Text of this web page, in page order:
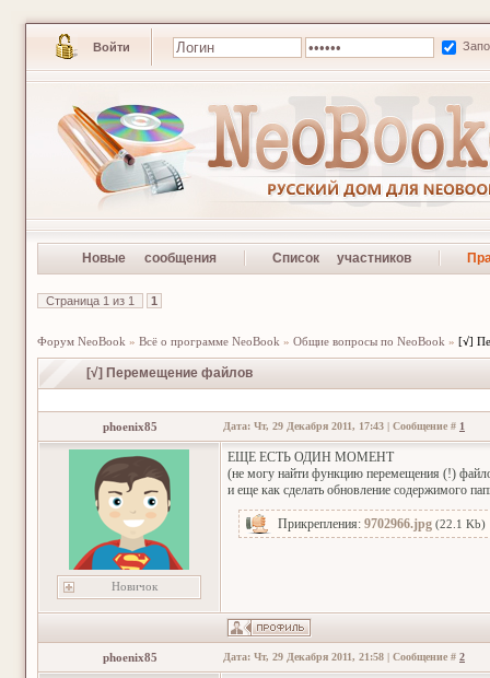
Войти
Новые сообщения Список участников
Страница 1 из 1 1
Форум NeoBook » Всё о программе NeoBook » Общие вопросы по NeoBook » [√]
[√] Перемещение файлов
phoenix85 Дата: Чт, 29 Декабря 2011, 17:43 | Сообщение # 1
Новичок
ЕЩЕ ЕСТЬ ОДИН МОМЕНТ
(не могу найти функцию перемещения (!)
и еще как сделать обновление содержимого
Прикрепления: 9702966.jpg (22.1 Kb)
phoenix85 Дата: Чт, 29 Декабря 2011, 21:58 | Сообщение # 2